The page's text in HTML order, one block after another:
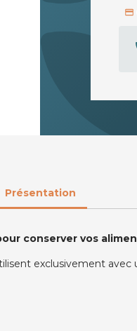
Présentation
conserver vos
exclusivement avec